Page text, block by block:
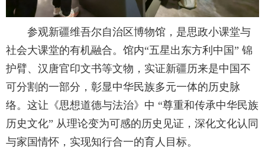
参观新疆维吾尔自治区博物馆，是思政小课堂与
社会大课堂的有机融合。馆内“五星出东方利中国” 锦
护臂、汉唐官印文书等文物，实证新疆历来是中国不
可分割的一部分，彰显中华民族多元一体的历史脉
络。这让《思想道德与法治》中 “尊重和传承中华民族
历史文化” 从理论变为可感的历史见证，深化文化认同
与家国情怀，实现知行合一的育人目标。